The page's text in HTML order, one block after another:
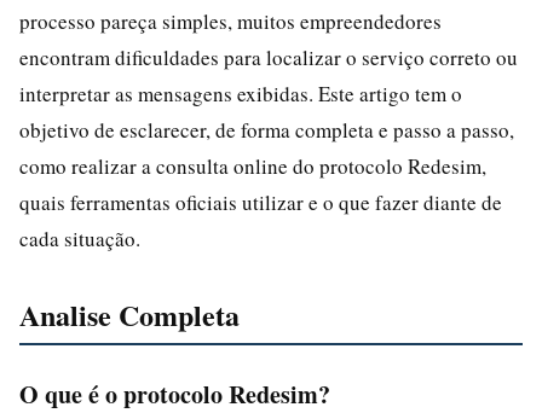
processo pareça simples, muitos empreendedores
encontram dificuldades para localizar o serviço correto ou
interpretar as mensagens exibidas. Este artigo tem o
objetivo de esclarecer, de forma completa e passo a passo,
como realizar a consulta online do protocolo Redesim,
quais ferramentas oficiais utilizar e o que fazer diante de
cada situação.
Analise Completa
O que é o protocolo Redesim?